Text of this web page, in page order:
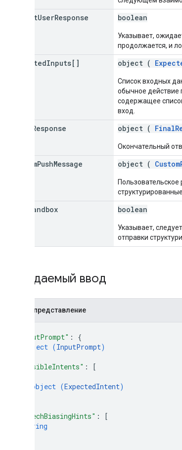
expectUserResponse boolean
Указывает,
продолжается, и
expectedInputs[] object (
Список входных
обычное действие
содержащее
вход.
Response object (
Окончательный
customPushMessage object (
Sandbox boolean
Указывает,
отправки
Ожидаемый ввод
JSON-представление
"inputPrompt" : {
object (InputPrompt)
"possibleIntents" :
[
object (ExpectedIntent)
"speechBiasingHints" :
[
string